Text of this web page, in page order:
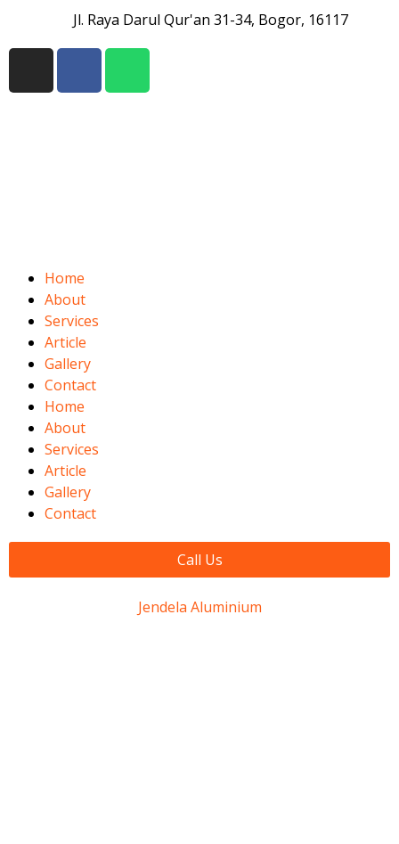
Jl. Raya Darul Qur'an 31-34, Bogor, 16117
Home
About
Services
Article
Gallery
Contact
Home
About
Services
Article
Gallery
Contact
Call Us
Jendela Aluminium